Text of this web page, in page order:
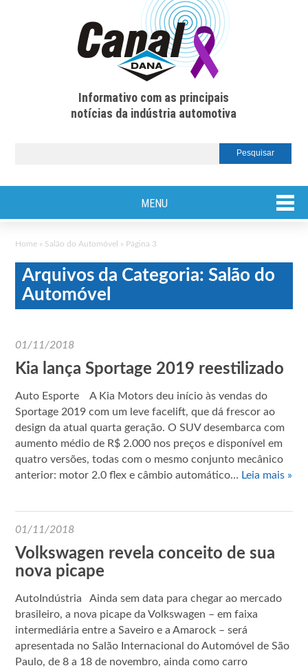
Informativo com as principais
notícias da indústria automotiva
MENU
Home » Salão do Automóvel » Página 3
Arquivos da Categoria: Salão do
Automóvel
01/11/2018
Kia lança Sportage 2019 reestilizado
Auto Esporte A Kia Motors deu início às vendas do
Sportage 2019 com um leve facelift, que dá frescor ao
design da atual quarta geração. O SUV desembarca com
aumento médio de R$ 2.000 nos preços e disponível em
quatro versões, todas com o mesmo conjunto mecânico
anterior: motor 2.0 flex e câmbio automático… Leia mais »
01/11/2018
Volkswagen revela conceito de sua
nova picape
AutoIndústria Ainda sem data para chegar ao mercado
brasileiro, a nova picape da Volkswagen – em faixa
intermediária entre a Saveiro e a Amarock – será
apresentada no Salão Internacional do Automóvel de São
Paulo, de 8 a 18 de novembro, ainda como carro